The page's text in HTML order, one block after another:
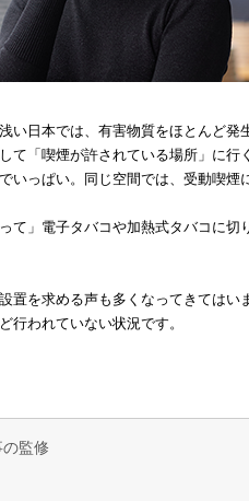
い日本では、有害物質をほとんど発
「喫煙が許されている場所」に行
っぱい。同じ空間では、受動喫煙
て」電子タバコや加熱式タバコに切
置を求める声も多くなってきてはい
行われていない状況です。
の監修